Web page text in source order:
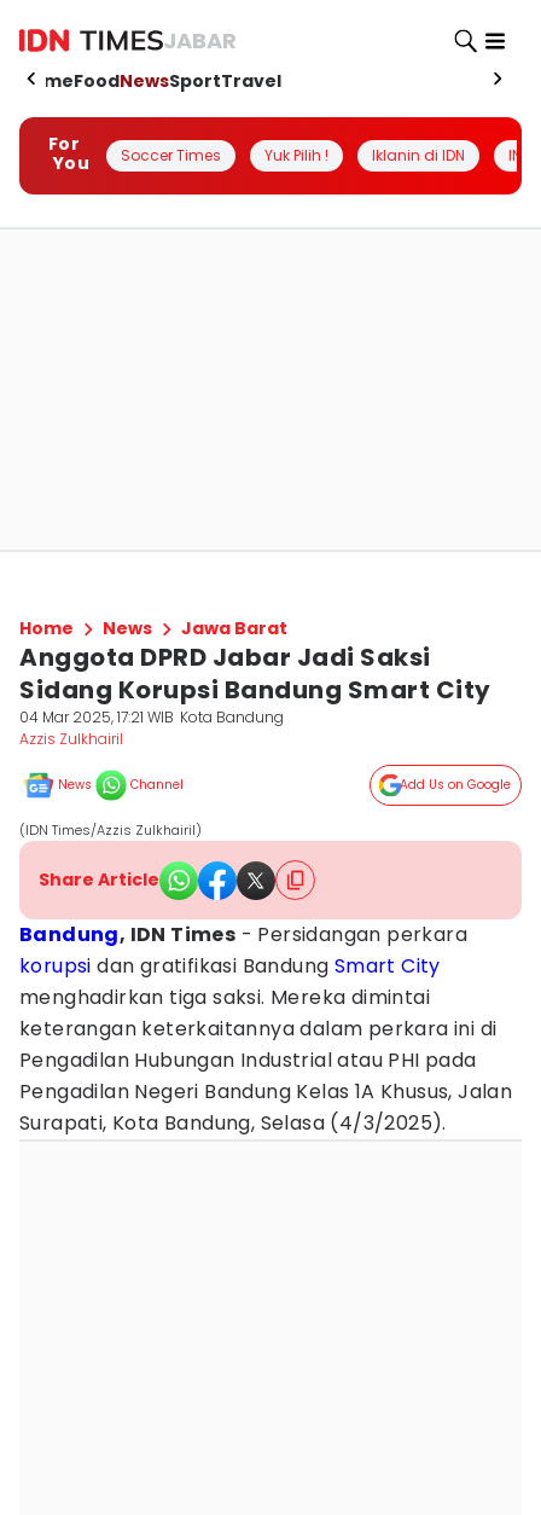
JABAR
HomeFoodNewsSportTravel
For
You
Soccer Times Yuk Pilih ! Iklanin di IDN
Home News Jawa Barat
Anggota DPRD Jabar Jadi Saksi
Sidang Korupsi Bandung Smart City
04 Mar 2025, 17:21 WIB Kota Bandung
Azzis Zulkhairil
News Channel Add Us on Google
(IDN Times/Azzis Zulkhairil)
Share Article
Bandung, IDN Times - Persidangan perkara
korupsi dan gratifikasi Bandung Smart City
menghadirkan tiga saksi. Mereka dimintai
keterangan keterkaitannya dalam perkara ini di
Pengadilan Hubungan Industrial atau PHI pada
Pengadilan Negeri Bandung Kelas 1A Khusus, Jalan
Surapati, Kota Bandung, Selasa (4/3/2025).